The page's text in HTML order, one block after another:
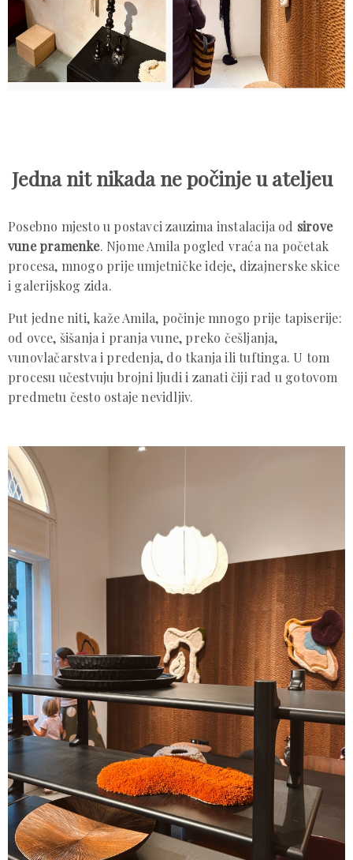
Jedna nit nikada ne počinje u ateljeu
Posebno mjesto u postavci zauzima instalacija od sirove
vune pramenke. Njome Amila pogled vraća na početak
procesa, mnogo prije umjetničke ideje, dizajnerske skice
i galerijskog zida.
Put jedne niti, kaže Amila, počinje mnogo prije tapiserije:
od ovce, šišanja i pranja vune, preko češljanja,
vunovlačarstva i predenja, do tkanja ili tuftinga. U tom
procesu učestvuju brojni ljudi i zanati čiji rad u gotovom
predmetu često ostaje nevidljiv.